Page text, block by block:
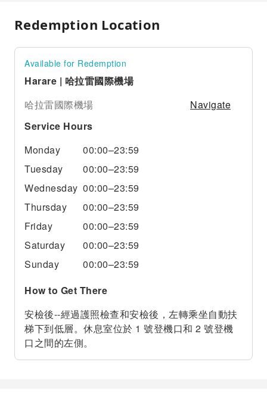
Redemption Location
Available for Redemption
Harare | 哈拉雷國際機場
哈拉雷國際機場
Navigate
Service Hours
Monday
00:00–23:59
Tuesday
00:00–23:59
Wednesday 00:00–23:59
Thursday
00:00–23:59
Friday
00:00–23:59
Saturday
00:00–23:59
Sunday
00:00–23:59
How to Get There
安檢後--經過護照檢查和安檢後，左轉乘坐自動扶
梯下到低層。休息室位於 1 號登機口和 2 號登機
口之間的左側。